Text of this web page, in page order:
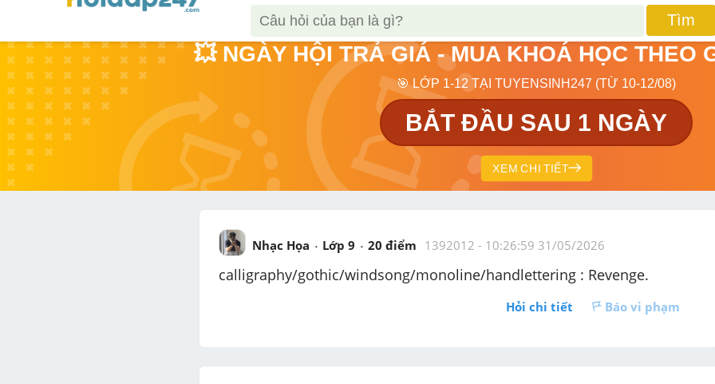
Tìm
💥 NGÀY HỘI TRẢ GIÁ - MUA KHOÁ HỌC THEO
🎯 LỚP 1-12 TẠI TUYENSINH247 (TỪ 10-12/08)
BẮT ĐẦU SAU 1 NGÀY
XEM CHI TIẾT
Nhạc Họa Lớp 9 20 điểm 1392012 - 10:26:59 31/05/2026
calligraphy/gothic/windsong/monoline/handlettering : Revenge.
Hỏi chi tiết Báo vi phạm